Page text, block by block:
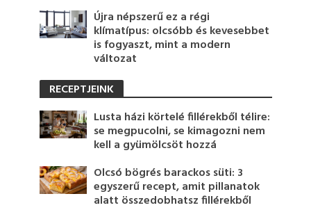
Újra népszerű ez a régi
klímatípus: olcsóbb és kevesebbet
is fogyaszt, mint a modern
változat
RECEPTJEINK
Lusta házi körtelé fillérekből télire:
se megpucolni, se kimagozni nem
kell a gyümölcsöt hozzá
Olcsó bögrés barackos süti: 3
egyszerű recept, amit pillanatok
alatt összedobhatsz fillérekből